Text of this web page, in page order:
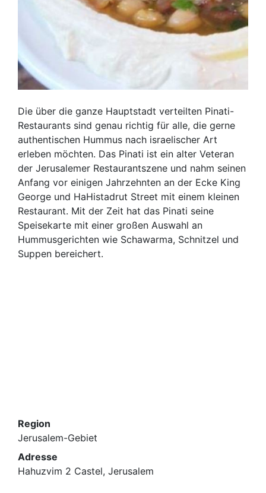
Die über die ganze Hauptstadt verteilten Pinati-
Restaurants sind genau richtig für alle, die gerne
authentischen Hummus nach israelischer Art
erleben möchten. Das Pinati ist ein alter Veteran
der Jerusalemer Restaurantszene und nahm seinen
Anfang vor einigen Jahrzehnten an der Ecke King
George und HaHistadrut Street mit einem kleinen
Restaurant. Mit der Zeit hat das Pinati seine
Speisekarte mit einer großen Auswahl an
Hummusgerichten wie Schawarma, Schnitzel und
Suppen bereichert.
Region
Jerusalem-Gebiet
Adresse
Hahuzvim 2 Castel, Jerusalem